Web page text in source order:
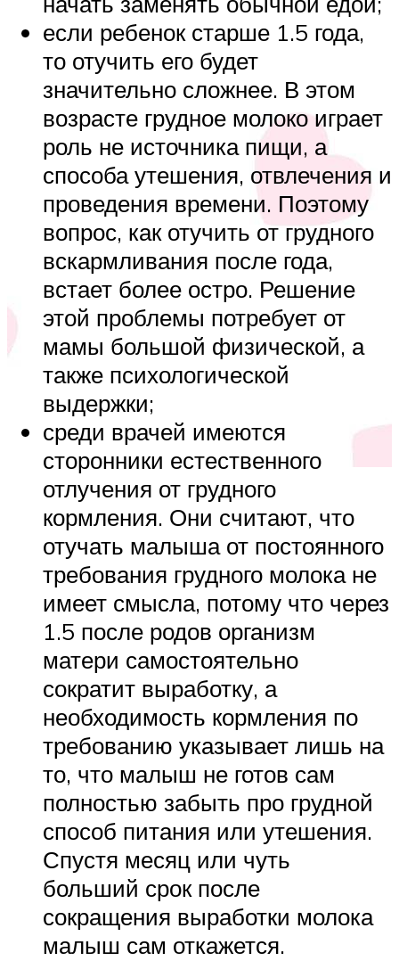
если ребенок старше 1.5 года,
то отучить его будет
значительно сложнее. В этом
возрасте грудное молоко играет
роль не источника пищи, а
способа утешения, отвлечения и
проведения времени. Поэтому
вопрос, как отучить от грудного
вскармливания после года,
встает более остро. Решение
этой проблемы потребует от
мамы большой физической, а
также психологической
выдержки;
среди врачей имеются
сторонники естественного
отлучения от грудного
кормления. Они считают, что
отучать малыша от постоянного
требования грудного молока не
имеет смысла, потому что через
1.5 после родов организм
матери самостоятельно
сократит выработку, а
необходимость кормления по
требованию указывает лишь на
то, что малыш не готов сам
полностью забыть про грудной
способ питания или утешения.
Спустя месяц или чуть
больший срок после
сокращения выработки молока
малыш сам откажется.